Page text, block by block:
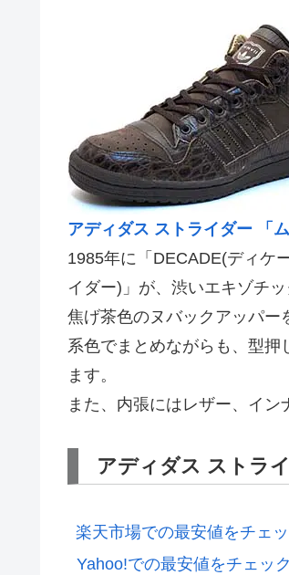
アディダス ストライダー 「
1985年に「DECADE(ディケ
イダー)」が、渋いエキゾチ
焦げ茶色のヌバックアッパー
系色でまとめながらも、型
ます。
また、内張にはレザー、イン
アディダス ストラ
楽天市場での最安値をチェ
Yahoo!での最安値をチェック